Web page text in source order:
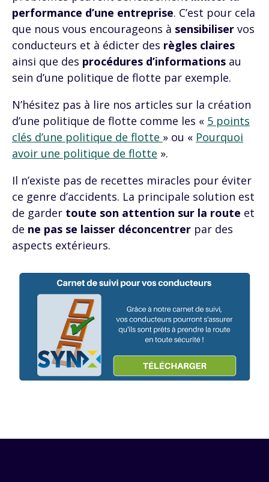
performance d’une entreprise. C’est pour cela
que nous vous encourageons à sensibiliser vos
conducteurs et à édicter des règles claires
ainsi que des procédures d’informations au
sein d’une politique de flotte par exemple.
N’hésitez pas à lire nos articles sur la création
d’une politique de flotte comme les « 5 points
clés d’une politique de flotte » ou « Pourquoi
avoir une politique de flotte ».
Il n’existe pas de recettes miracles pour éviter
ce genre d’accidents. La principale solution est
de garder toute son attention sur la route et
de ne pas se laisser déconcentrer par des
aspects extérieurs.